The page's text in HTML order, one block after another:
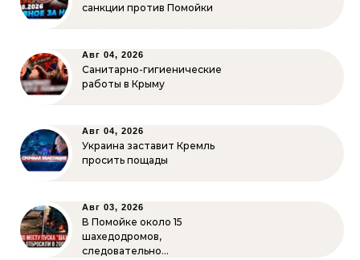
санкции против Помойки
Авг 04, 2026
Санитарно-гигиенические
работы в Крыму
Авг 04, 2026
Украина заставит Кремль
просить пощады
Авг 03, 2026
В Помойке около 15
шахедодромов,
следовательно…